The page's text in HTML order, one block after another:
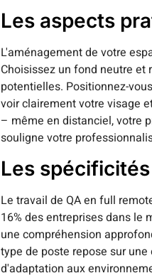
Les aspects
L'aménagement de votre
Choisissez un fond neutre
potentielles. Positionnez-
voir clairement votre visage
– même en distanciel, votre
souligne votre
Les
Le travail de QA en full
16% des entreprises dans le
une compréhension
type de poste repose sur
d'adaptation aux